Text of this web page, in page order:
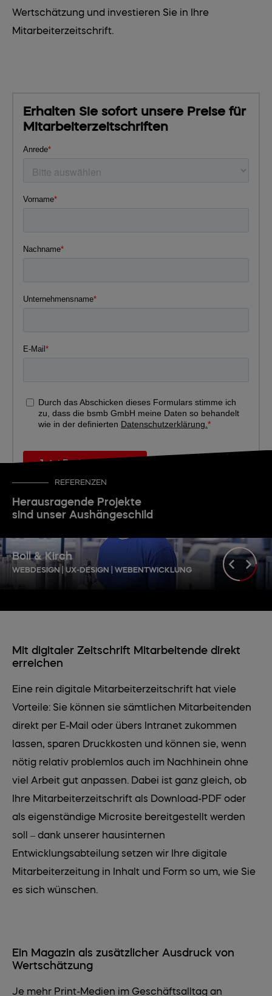
Wertschätzung und investieren Sie in Ihre
Mitarbeiterzeitschrift.
Erhalten Sie sofort unsere Preise für
Mitarbeiterzeitschriften
REFERENZEN
Herausragende Projekte
sind unser Aushängeschild
Boll & Kirch
WEBDESIGN | UX-DESIGN | WEBENTWICKLUNG
Mit digitaler Zeitschrift Mitarbeitende direkt
erreichen
Eine rein digitale Mitarbeiterzeitschrift hat viele
Vorteile: Sie können sie sämtlichen Mitarbeitenden
direkt per E-Mail oder übers Intranet zukommen
lassen, sparen Druckkosten und können sie, wenn
nötig relativ problemlos auch im Nachhinein ohne
viel Arbeit gut anpassen. Dabei ist ganz gleich, ob
Ihre Mitarbeiterzeitschrift als Download-PDF oder
als eigenständige Microsite bereitgestellt werden
soll – dank unserer hausinternen
Entwicklungsabteilung setzen wir Ihre digitale
Mitarbeiterzeitung in Inhalt und Form so um, wie Sie
es sich wünschen.
Ein Magazin als zusätzlicher Ausdruck von
Wertschätzung
Je mehr Print-Medien im Geschäftsalltag an